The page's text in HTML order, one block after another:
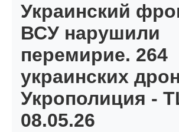
Украинский
ВСУ нарушили
перемирие. 264
украинских
Укрополиция -
08.05.26